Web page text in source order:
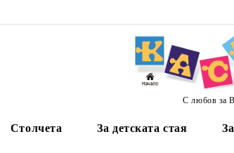
С любов за
Столчета За детската стая